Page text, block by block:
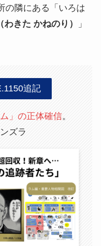
の隣にある「いろは
わきた かねのり）
」
追記
」の正体確信。
ズラ